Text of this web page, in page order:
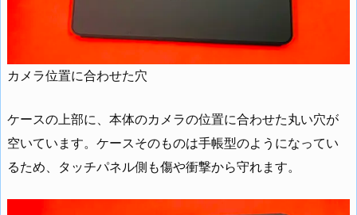
カメラ位置に合わせた穴
ケースの上部に、本体のカメラの位置に合わせた丸い穴が
空いています。ケースそのものは手帳型のようになってい
るため、タッチパネル側も傷や衝撃から守れます。